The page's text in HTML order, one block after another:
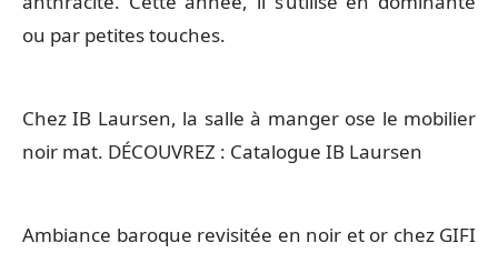
ou par petites touches.
Chez IB Laursen, la salle à manger ose le mobilier
noir mat. DÉCOUVREZ : Catalogue IB Laursen
Ambiance baroque revisitée en noir et or chez GIFI